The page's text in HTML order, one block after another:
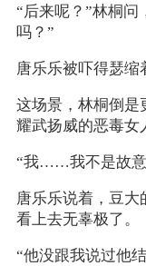
“后来呢？”林桐问
吗？”
唐乐乐被吓得瑟缩
这场景，林桐倒是
耀武扬威的恶毒女
“我……我不是故意
唐乐乐说着，豆大
看上去无辜极了。
“他没跟我说过他